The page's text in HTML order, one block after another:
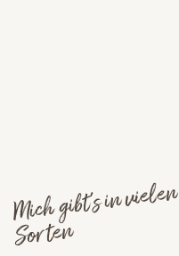
Mich gibt's in vielen
Sorten